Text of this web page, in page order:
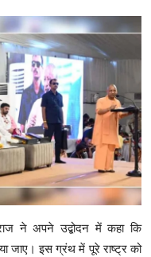
ने अपने उद्बोदन में कहा कि
जाए। इस ग्रंथ में पूरे राष्ट्र को